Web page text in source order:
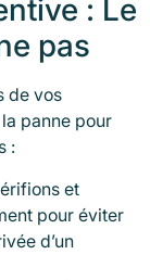
: Le
pas
de vos
panne pour
:
et
pour éviter
d’un